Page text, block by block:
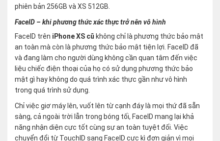
phiên bản 256GB và XS 512GB.
FaceID – khi phương thức xác thực trở nên vô hình
FaceID trên iPhone XS cũ không chỉ là phương thức bảo mật
an toàn mà còn là phương thức bảo mật tiện lợi. FaceID đã
và đang làm cho người dùng không cần quan tâm đến việc
liệu chiếc điện thoại của họ có sử dụng phương thức bảo
mật gì hay không do quá trình xác thực gần như vô hình
trong quá trình sử dụng.
Chỉ việc giơ máy lên, vuốt lên từ cạnh đáy là mọi thứ đã sẵn
sàng, cả ngoài trời lẫn trong bóng tối, FaceID mang lại khả
năng nhận diện cực tốt cùng sự an toàn tuyệt đối. Việc
chuyển đổi từ TouchID sang FaceID cực kì đơn giản vì mọi